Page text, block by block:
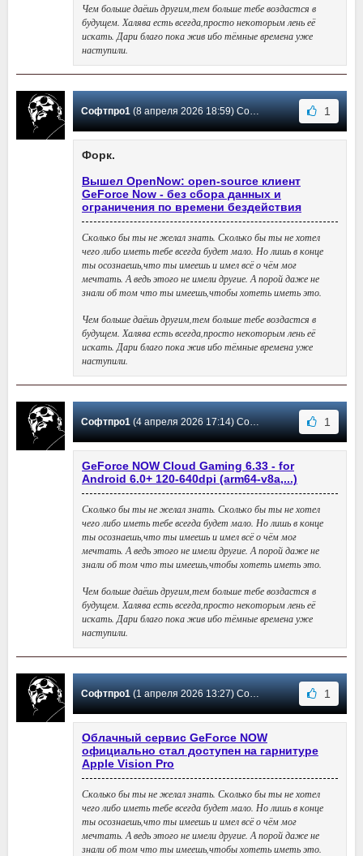
Чем больше даёшь другим,тем больше тебе воздастся в
будущем. Халява есть всегда,просто некоторым лень её
искать. Дари благо пока жив ибо тёмные времена уже
наступили.
Софтпро1(8 апреля 2026 18:59) Сообщение #44 1
Форк.
Вышел OpenNow: open-source клиент
GeForce Now - без сбора данных и
ограничения по времени бездействия
Сколько бы ты не желал знать. Сколько бы ты не хотел
чего либо иметь тебе всегда будет мало. Но лишь в конце
ты осознаешь,что ты имеешь и имел всё о чём мог
мечтать. А ведь этого не имели другие. А порой даже не
знали об том что ты имеешь,чтобы хотеть иметь это.
Чем больше даёшь другим,тем больше тебе воздастся в
будущем. Халява есть всегда,просто некоторым лень её
искать. Дари благо пока жив ибо тёмные времена уже
наступили.
Софтпро1(4 апреля 2026 17:14) Сообщение #43 1
GeForce NOW Cloud Gaming 6.33 - for
Android 6.0+ 120-640dpi (arm64-v8a,...)
Сколько бы ты не желал знать. Сколько бы ты не хотел
чего либо иметь тебе всегда будет мало. Но лишь в конце
ты осознаешь,что ты имеешь и имел всё о чём мог
мечтать. А ведь этого не имели другие. А порой даже не
знали об том что ты имеешь,чтобы хотеть иметь это.
Чем больше даёшь другим,тем больше тебе воздастся в
будущем. Халява есть всегда,просто некоторым лень её
искать. Дари благо пока жив ибо тёмные времена уже
наступили.
Софтпро1(1 апреля 2026 13:27) Сообщение #42 1
Облачный сервис GeForce NOW
официально стал доступен на гарнитуре
Apple Vision Pro
Сколько бы ты не желал знать. Сколько бы ты не хотел
чего либо иметь тебе всегда будет мало. Но лишь в конце
ты осознаешь,что ты имеешь и имел всё о чём мог
мечтать. А ведь этого не имели другие. А порой даже не
знали об том что ты имеешь,чтобы хотеть иметь это.